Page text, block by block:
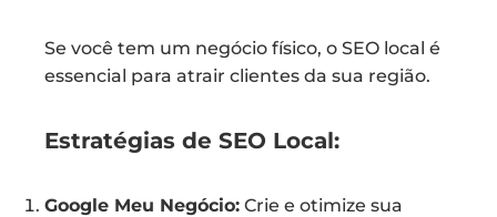
Se você tem um negócio físico, o SEO local é
essencial para atrair clientes da sua região.
Estratégias de SEO Local:
Google Meu Negócio: Crie e otimize sua